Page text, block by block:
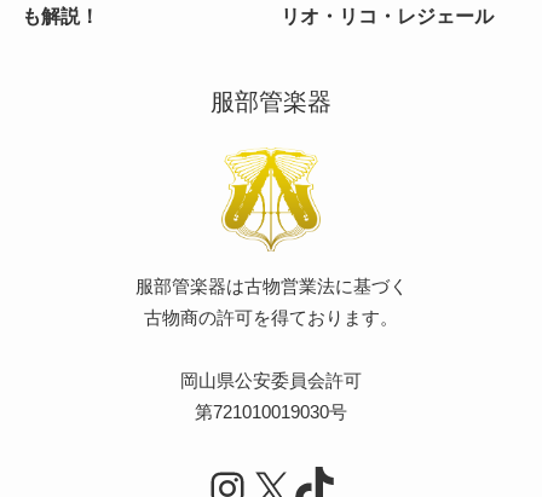
も解説！
リオ・リコ・レジェール
服部管楽器
服部管楽器は古物営業法に基づく
古物商の許可を得ております。
岡山県公安委員会許可
第721010019030号
Instagram
X TikTok